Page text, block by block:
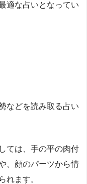
適な占いとなってい
などを読み取る占い
ては、手の平の肉付
、顔のパーツから情
れます。